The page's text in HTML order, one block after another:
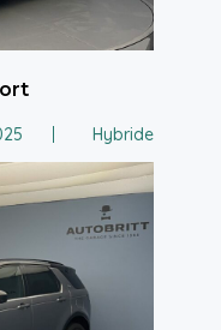
Hybride